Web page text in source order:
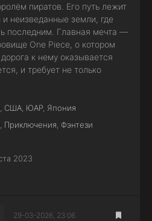
пиратов. Его путь лежит
неизведанные земли, где
последним. Главная мечта —
One Piece, о котором
к нему оказывается
и требует не только
США ЮАР Япония
Приключения Фэнтези
2023
29-03-2026, 23:06